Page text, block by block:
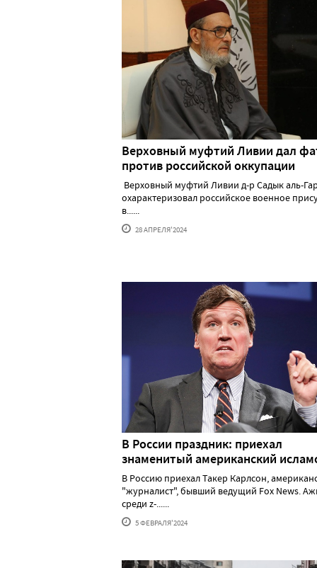
Верховный муфтий Ливии дал
против российской оккупации
Верховный муфтий Ливии д-р Садык аль-
охарактеризовал российское военное
в......
28 АПРЕЛЯ'2024
В России праздник: приехал
знаменитый американский
В Россию приехал Такер Карлсон,
"журналист", бывший ведущий Fox News.
среди z-......
5 ФЕВРАЛЯ'2024